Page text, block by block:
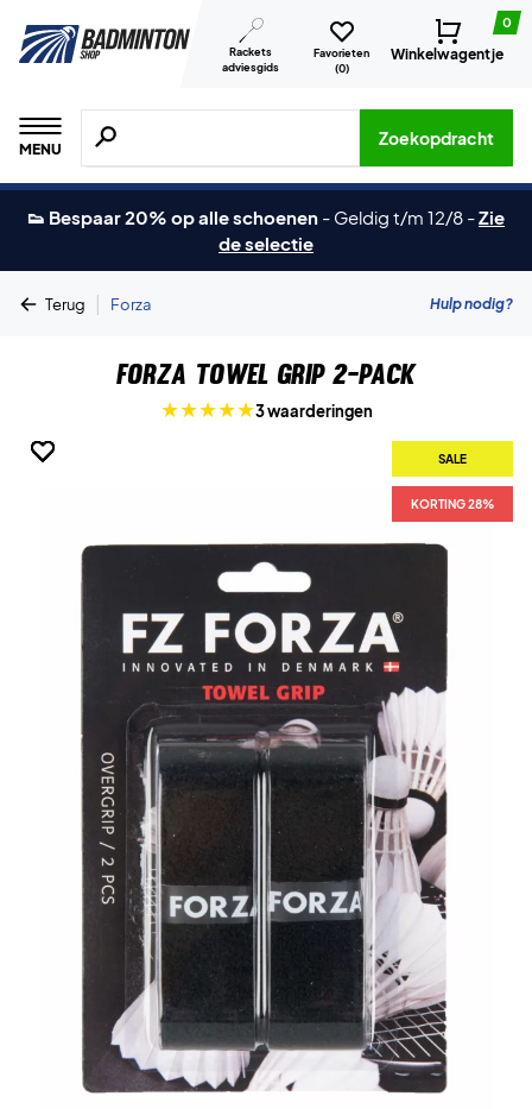
Rackets
adviesgids
Favorieten
(0)
0
Winkelwagentje
MENU
Zoeken naar producten, merken etc.
Zoekopdracht
👟 Bespaar 20% op alle schoenen - Geldig t/m 12/8 -Zie
de selectie
Terug | Forza Hulp nodig?
Forza Towel Grip 2-pack
3 waarderingen
SALE
KORTING 28%
SALE
KORTING 28%
SALE
KORTING 28%
SALE
KORTING 28%
SALE
KORTING 28%
SALE
KORTING 28%
SALE
KORTING 28%